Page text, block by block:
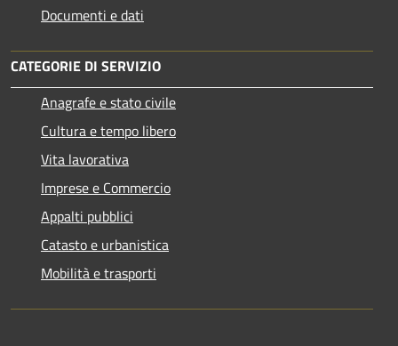
Documenti e dati
CATEGORIE DI SERVIZIO
Anagrafe e stato civile
Cultura e tempo libero
Vita lavorativa
Imprese e Commercio
Appalti pubblici
Catasto e urbanistica
Mobilità e trasporti